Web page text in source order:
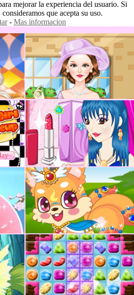
mejorar la experiencia del usuario. Si
que acepta su uso.
- Mas informacion